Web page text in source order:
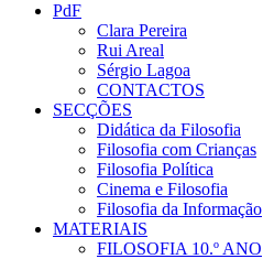
PdF
Clara Pereira
Rui Areal
Sérgio Lagoa
CONTACTOS
SECÇÕES
Didática da Filosofia
Filosofia com Crianças
Filosofia Política
Cinema e Filosofia
Filosofia da Informação
MATERIAIS
FILOSOFIA 10.º ANO